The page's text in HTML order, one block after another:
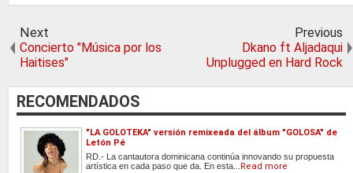
Next
Concierto "Música por los
Haitises"
Previous
Dkano ft Aljadaqui
Unplugged en Hard Rock
RECOMENDADOS
"LA GOLOTEKA" versión remixeada del álbum "GOLOSA" de
Letón Pé
RD.- La cantautora dominicana continúa innovando su propuesta
artística en cada paso que da. En esta...
Read more